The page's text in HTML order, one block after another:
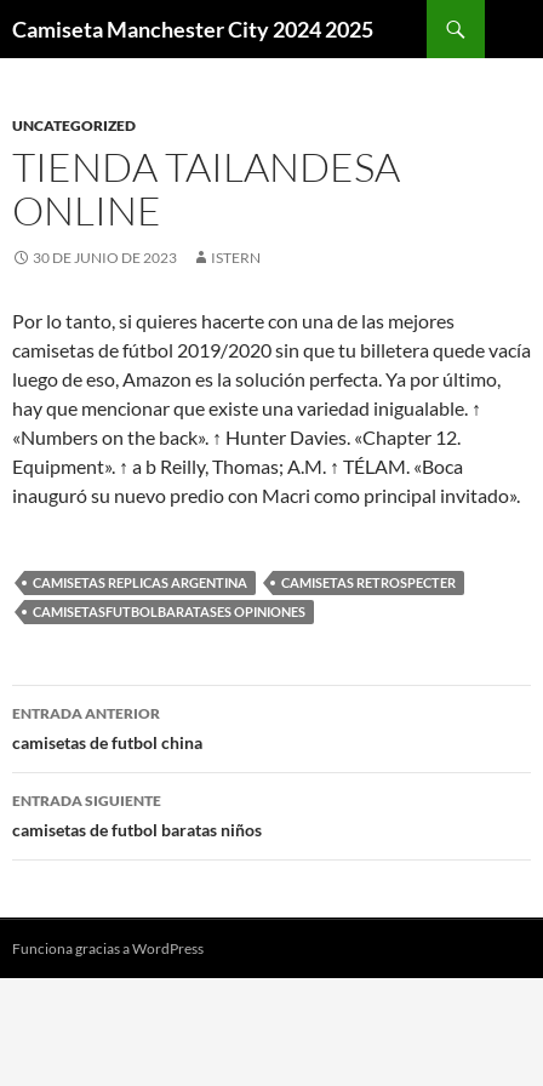
Camiseta Manchester City 2024 2025
UNCATEGORIZED
TIENDA TAILANDESA
ONLINE
30 DE JUNIO DE 2023 ISTERN
Por lo tanto, si quieres hacerte con una de las mejores
camisetas de fútbol 2019/2020 sin que tu billetera quede vacía
luego de eso, Amazon es la solución perfecta. Ya por último,
hay que mencionar que existe una variedad inigualable. ↑
«Numbers on the back». ↑ Hunter Davies. «Chapter 12.
Equipment». ↑ a b Reilly, Thomas; A.M. ↑ TÉLAM. «Boca
inauguró su nuevo predio con Macri como principal invitado».
CAMISETAS REPLICAS ARGENTINA
CAMISETAS RETROSPECTER
CAMISETASFUTBOLBARATASES OPINIONES
Navegación
de
entradas
ENTRADA ANTERIOR
camisetas de futbol china
ENTRADA SIGUIENTE
camisetas de futbol baratas niños
Funciona gracias a WordPress